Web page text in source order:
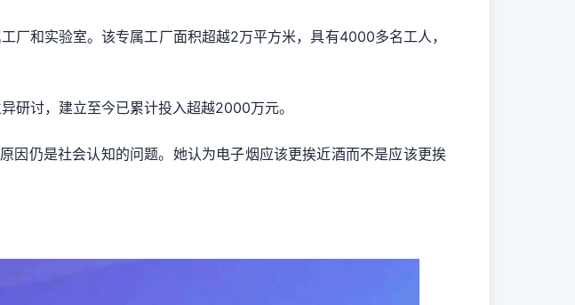
厂和实验室。该专属工厂面积超越2万平方米，具有4000多名工人，
研讨，建立至今已累计投入超越2000万元。
因仍是社会认知的问题。她认为电子烟应该更挨近酒而不是应该更挨